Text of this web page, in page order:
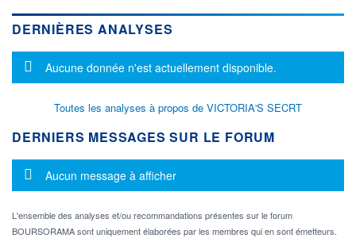
DERNIÈRES ANALYSES
Message d'information
Aucune donnée n'est actuellement disponible.
Toutes les analyses à propos de VICTORIA'S SECRT
DERNIERS MESSAGES SUR LE FORUM
Message d'information
Aucun message à afficher
L'ensemble des analyses et/ou recommandations présentes sur le forum
BOURSORAMA sont uniquement élaborées par les membres qui en sont émetteurs.